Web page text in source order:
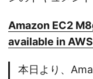
Amazon EC2
available in
本日より、